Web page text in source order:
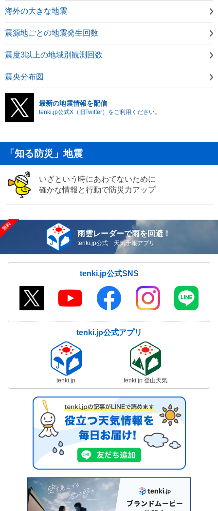
海外の大きな地震
震源地ごとの地震発生回数
震度3以上の地域別観測回数
震央分布図
最新の地震情報を配信
tenki.jp公式X（旧Twitter）をご利用ください。
「知る防災」地震
いざという時にあわてないために
確かな情報と行動で防災力アップ
雨雲レーダーで雨を回避！
tenki.jp公式 天気予報アプリ
tenki.jp公式SNS
tenki.jp公式アプリ
tenki.jp tenki.jp 登山天気